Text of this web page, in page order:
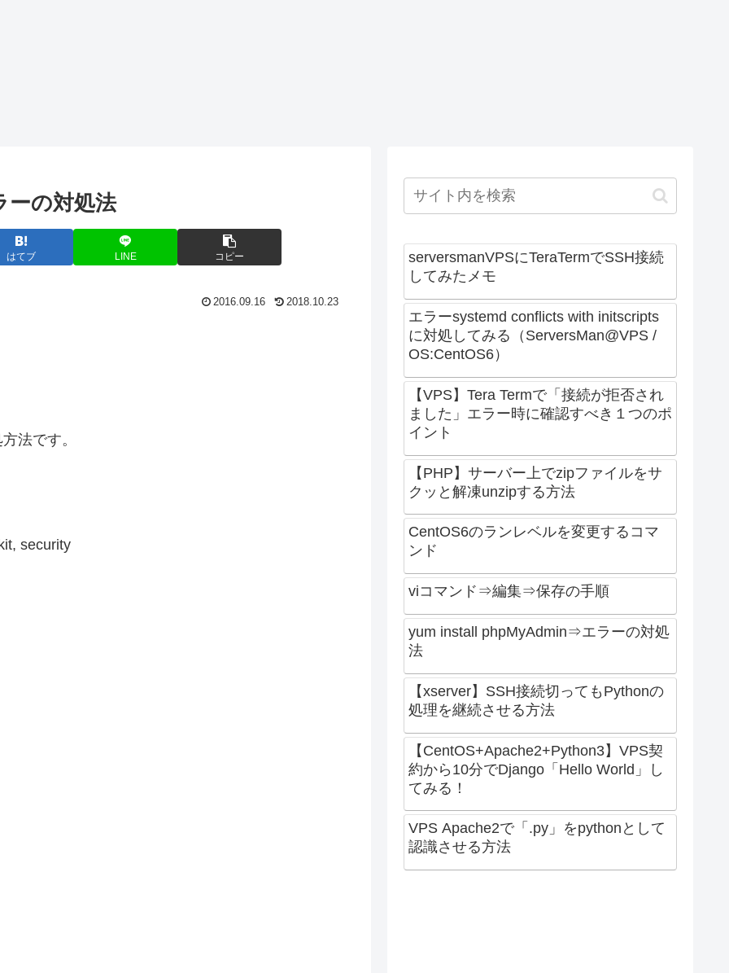
の対処法
はてブ LINE コピー
2016.09.16 2018.10.23
法です。
security
serversmanVPSにTeraTermでSSH接続
してみたメモ
エラーsystemd conflicts with initscripts
に対処してみる（ServersMan@VPS /
OS:CentOS6）
【VPS】Tera Termで「接続が拒否され
ました」エラー時に確認すべき１つのポ
イント
【PHP】サーバー上でzipファイルをサ
クッと解凍unzipする方法
CentOS6のランレベルを変更するコマ
ンド
viコマンド⇒編集⇒保存の手順
yum install phpMyAdmin⇒エラーの対処
法
【xserver】SSH接続切ってもPythonの
処理を継続させる方法
【CentOS+Apache2+Python3】VPS契
約から10分でDjango「Hello World」し
てみる！
VPS Apache2で「.py」をpythonとして
認識させる方法